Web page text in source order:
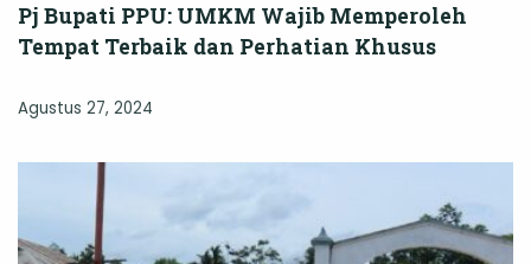
Pj Bupati PPU: UMKM Wajib Memperoleh
Tempat Terbaik dan Perhatian Khusus
Agustus 27, 2024